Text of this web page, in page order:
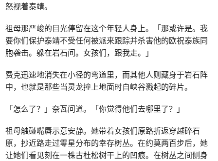
怒视着泰靖。
祖母那严峻的目光停留在这个年轻人身上。「那或许是。我
要你们保护泰靖不受任何被派来跟踪并杀害他的欧祝泰族同
胞袭击。躲在岩石间。女孩们，跟我走。」
费克迅速地消失在小径的弯道里，而其他人则藏身于岩石阵
中，也就是那些当灵龙撞上地面时自峡谷溅起的碎片。
「怎么了？」奈瓦问道。「你觉得他们去哪里了？」
祖母触碰嘴唇示意安静。她带着女孩们原路折返穿越碎石
原，抄近路走过零星分布的幸存树丛。在约莫两百步后，她
让她们看见刻在一株古杜松树干上的凹痕。在树丛之间侧身